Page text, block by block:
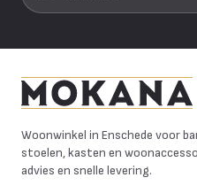
Woonwinkel in Enschede voor
stoelen, kasten en
advies en snelle levering.